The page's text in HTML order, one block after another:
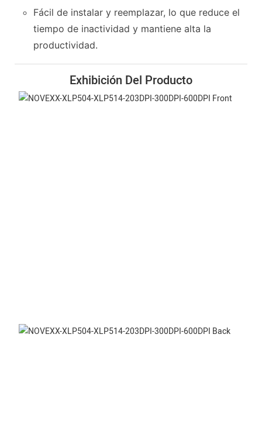
Fácil de instalar y reemplazar, lo que reduce el
tiempo de inactividad y mantiene alta la
productividad.
Exhibición Del Producto